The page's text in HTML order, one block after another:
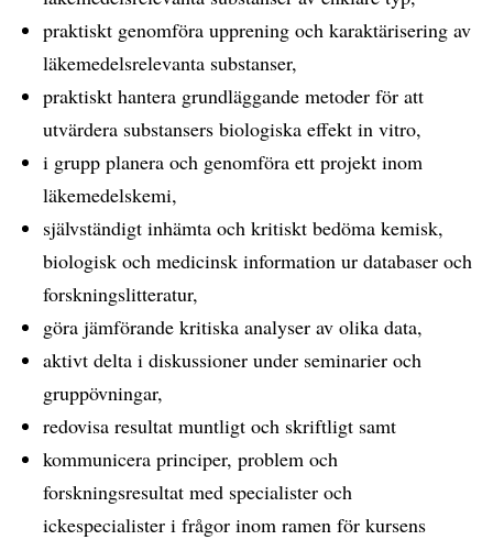
praktiskt genomföra upprening och karaktärisering av
läkemedelsrelevanta substanser,
praktiskt hantera grundläggande metoder för att
utvärdera substansers biologiska effekt in vitro,
i grupp planera och genomföra ett projekt inom
läkemedelskemi,
självständigt inhämta och kritiskt bedöma kemisk,
biologisk och medicinsk information ur databaser och
forskningslitteratur,
göra jämförande kritiska analyser av olika data,
aktivt delta i diskussioner under seminarier och
gruppövningar,
redovisa resultat muntligt och skriftligt samt
kommunicera principer, problem och
forskningsresultat med specialister och
ickespecialister i frågor inom ramen för kursens